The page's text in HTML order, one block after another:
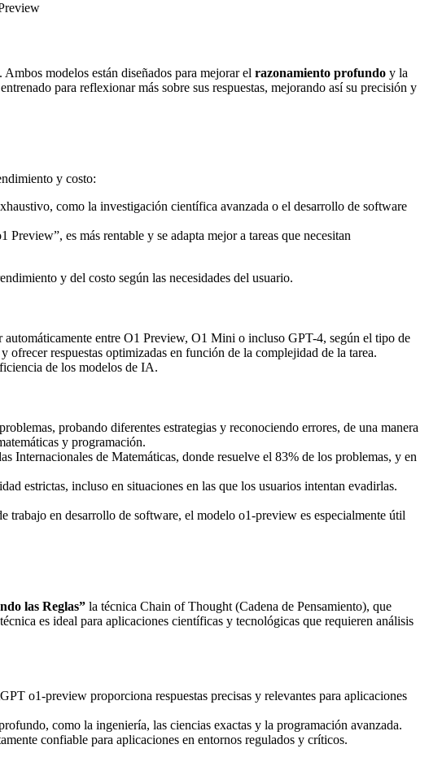
modelos están diseñados para mejorar el razonamiento profundo y la
para reflexionar más sobre sus respuestas, mejorando así su precisión y
y costo:
como la investigación científica avanzada o el desarrollo de software
es más rentable y se adapta mejor a tareas que necesitan
y del costo según las necesidades del usuario.
entre O1 Preview, O1 Mini o incluso GPT-4, según el tipo de
ofrecer respuestas optimizadas en función de la complejidad de la tarea.
de los modelos de IA.
probando diferentes estrategias y reconociendo errores, de una manera
y programación.
Internacionales de Matemáticas, donde resuelve el 83% de los problemas, y en
estrictas, incluso en situaciones en las que los usuarios intentan evadirlas.
trabajo en desarrollo de software, el modelo o1-preview es especialmente útil
las Reglas” la técnica Chain of Thought (Cadena de Pensamiento), que
es ideal para aplicaciones científicas y tecnológicas que requieren análisis
o1-preview proporciona respuestas precisas y relevantes para aplicaciones
como la ingeniería, las ciencias exactas y la programación avanzada.
confiable para aplicaciones en entornos regulados y críticos.